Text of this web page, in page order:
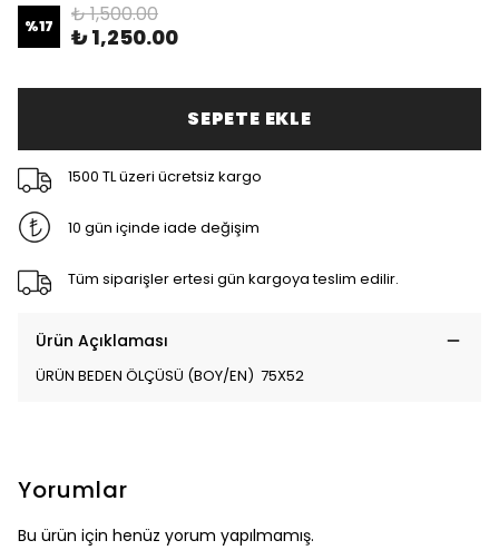
%17 ₺ 1,500.00
₺ 1,250.00
SEPETE EKLE
1500 TL üzeri ücretsiz kargo
10 gün içinde iade değişim
Tüm siparişler ertesi gün kargoya teslim edilir.
Ürün Açıklaması
ÜRÜN BEDEN ÖLÇÜSÜ (BOY/EN) 75X52
Yorumlar
Bu ürün için henüz yorum yapılmamış.